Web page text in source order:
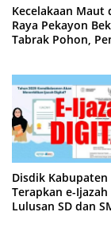
Kecelakaan Maut
Raya Pekayon
Tabrak Pohon,
Disdik Kabupaten
Terapkan e-
Lulusan SD dan